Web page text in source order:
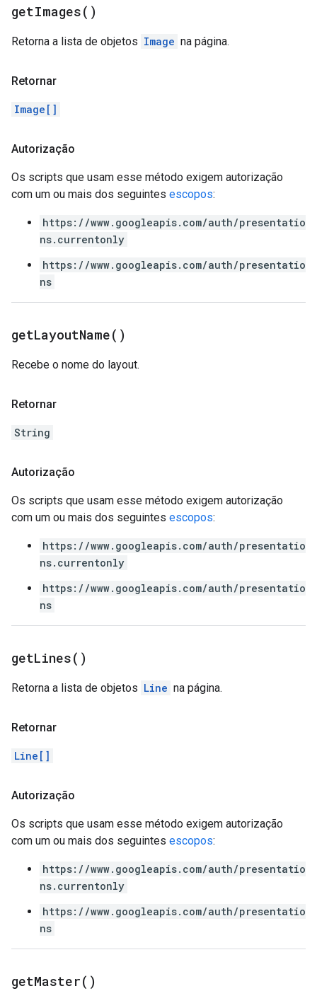
getImages( )
Retorna a lista de objetos Image na página.
Retornar
Image[]
Autorização
Os scripts que usam esse método exigem autorização
com um ou mais dos seguintes escopos:
https://www.googleapis.com/auth/presentatio
ns.currentonly
https://www.googleapis.com/auth/presentatio
ns
getLayoutName( )
Recebe o nome do layout.
Retornar
String
Autorização
Os scripts que usam esse método exigem autorização
com um ou mais dos seguintes escopos:
https://www.googleapis.com/auth/presentatio
ns.currentonly
https://www.googleapis.com/auth/presentatio
ns
getLines( )
Retorna a lista de objetos Line na página.
Retornar
Line[]
Autorização
Os scripts que usam esse método exigem autorização
com um ou mais dos seguintes escopos:
https://www.googleapis.com/auth/presentatio
ns.currentonly
https://www.googleapis.com/auth/presentatio
ns
getMaster( )